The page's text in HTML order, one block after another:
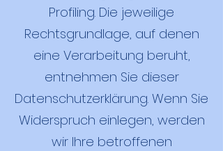
Profiling. Die jeweilige
Rechtsgrundlage, auf denen
eine Verarbeitung beruht,
entnehmen Sie dieser
Datenschutzerklärung. Wenn Sie
Widerspruch einlegen, werden
wir Ihre betroffenen